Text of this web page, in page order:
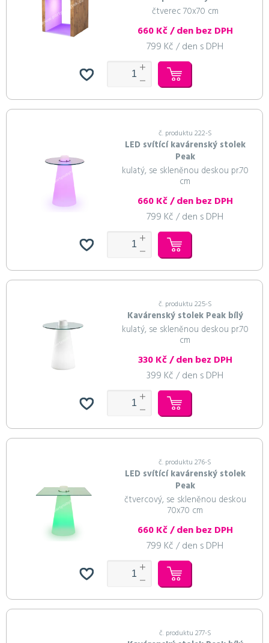
čtverec 70x70 cm
660 Kč / den bez DPH
799 Kč / den s DPH
č. produktu 222-S
LED svítící kavárenský stolek
Peak
kulatý, se skleněnou deskou pr.70
cm
660 Kč / den bez DPH
799 Kč / den s DPH
č. produktu 225-S
Kavárenský stolek Peak bílý
kulatý, se skleněnou deskou pr.70
cm
330 Kč / den bez DPH
399 Kč / den s DPH
č. produktu 276-S
LED svítící kavárenský stolek
Peak
čtvercový, se skleněnou deskou
70x70 cm
660 Kč / den bez DPH
799 Kč / den s DPH
č. produktu 277-S